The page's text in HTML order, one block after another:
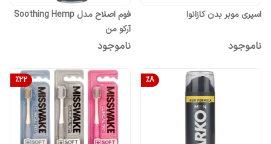
اسپری موبر بدن کازانوا
ناموجود
فوم اصلاح مدل Soothing Hemp
آرکو من
ناموجود
%8
%22